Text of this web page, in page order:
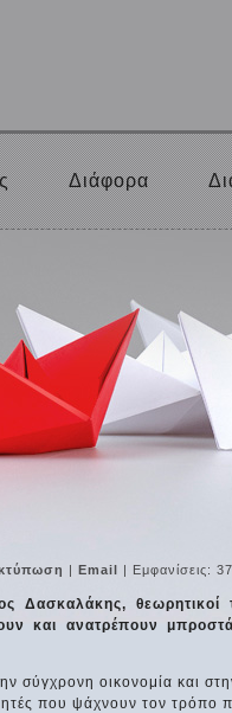
Διάφορα
| Email | Εμφανίσεις:
Δασκαλάκης,
και ανατρέπουν
σύγχρονη οικονομία και
που ψάχνουν τον τρόπο